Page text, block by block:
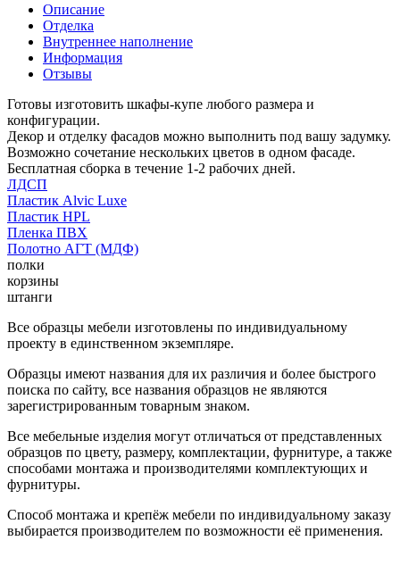
Описание
Отделка
Внутреннее наполнение
Информация
Отзывы
Готовы изготовить шкафы-купе любого размера и
конфигурации.
Декор и отделку фасадов можно выполнить под вашу задумку.
Возможно сочетание нескольких цветов в одном фасаде.
Бесплатная сборка в течение 1-2 рабочих дней.
ЛДСП
Пластик Alvic Luxe
Пластик HPL
Пленка ПВХ
Полотно АГТ (МДФ)
полки
корзины
штанги
Все образцы мебели изготовлены по индивидуальному
проекту в единственном экземпляре.
Образцы имеют названия для их различия и более быстрого
поиска по сайту, все названия образцов не являются
зарегистрированным товарным знаком.
Все мебельные изделия могут отличаться от представленных
образцов по цвету, размеру, комплектации, фурнитуре, а также
способами монтажа и производителями комплектующих и
фурнитуры.
Способ монтажа и крепёж мебели по индивидуальному заказу
выбирается производителем по возможности её применения.